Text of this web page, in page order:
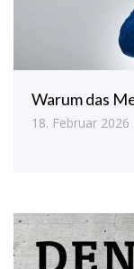
Warum das
18. Februar 2026